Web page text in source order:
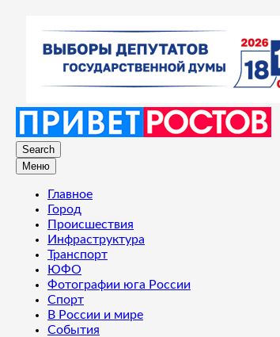
Search
Меню
Главное
Город
Происшествия
Инфраструктура
Транспорт
ЮФО
Фотографии юга России
Спорт
В России и мире
События